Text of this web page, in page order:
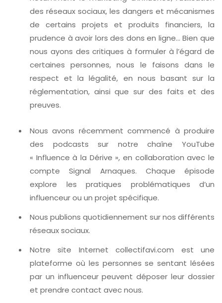
des réseaux sociaux, les dangers et mécanismes
de certains projets et produits financiers, la
prudence à avoir lors des dons en ligne… Bien que
nous ayons des critiques à formuler à l’égard de
certaines personnes, nous le faisons dans le
respect et la légalité, en nous basant sur la
réglementation, ainsi que sur des faits et des
preuves.
Nous avons récemment commencé à produire
des podcasts sur notre chaîne YouTube
« Influence à la Dérive », en collaboration avec le
compte Signal Arnaques. Chaque épisode
explore les pratiques problématiques d’un
influenceur ou un projet spécifique.
Nous publions quotidiennement sur nos différents
réseaux sociaux.
Notre site Internet collectifavi.com est une
plateforme où les personnes se sentant lésées
par un influenceur peuvent déposer leur dossier
et prendre contact avec nous.